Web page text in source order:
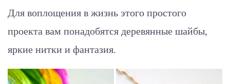
Для воплощения в жизнь этого простого
проекта вам понадобятся деревянные шайбы,
яркие нитки и фантазия.